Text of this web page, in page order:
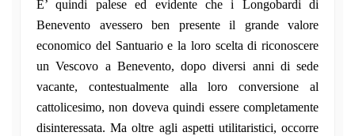
E’ quindi palese ed evidente che i Longobardi di
Benevento avessero ben presente il grande valore
economico del Santuario e la loro scelta di riconoscere
un Vescovo a Benevento, dopo diversi anni di sede
vacante, contestualmente alla loro conversione al
cattolicesimo, non doveva quindi essere completamente
disinteressata. Ma oltre agli aspetti utilitaristici, occorre